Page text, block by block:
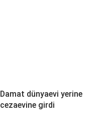
Damat dünyaevi yerine
cezaevine girdi